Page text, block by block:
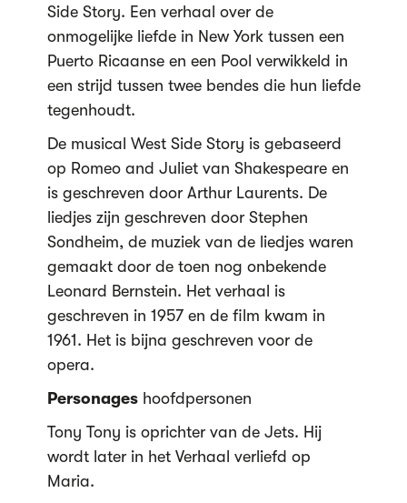
Side Story. Een verhaal over de
onmogelijke liefde in New York tussen een
Puerto Ricaanse en een Pool verwikkeld in
een strijd tussen twee bendes die hun liefde
tegenhoudt.
De musical West Side Story is gebaseerd
op Romeo and Juliet van Shakespeare en
is geschreven door Arthur Laurents. De
liedjes zijn geschreven door Stephen
Sondheim, de muziek van de liedjes waren
gemaakt door de toen nog onbekende
Leonard Bernstein. Het verhaal is
geschreven in 1957 en de film kwam in
1961. Het is bijna geschreven voor de
opera.
Personageshoofdpersonen
Tony Tony is oprichter van de Jets. Hij
wordt later in het Verhaal verliefd op
Maria.